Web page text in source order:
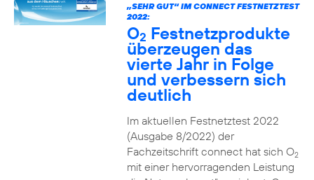
„SEHR GUT“ IM CONNECT FESTNETZTEST
2022:
O2 Festnetzprodukte
überzeugen das
vierte Jahr in Folge
und verbessern sich
deutlich
Im aktuellen Festnetztest 2022
(Ausgabe 8/2022) der
Fachzeitschrift connect hat sich O2
mit einer hervorragenden Leistung